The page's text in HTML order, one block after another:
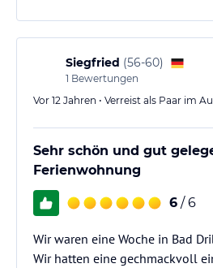
Siegfried (56-60)
1 Bewertungen
Vor 12 Jahren • Verreist als Paar im
Sehr schön und gut
Ferienwohnung
6 / 6
Wir waren eine Woche in Bad
Wir hatten eine gechmackvoll